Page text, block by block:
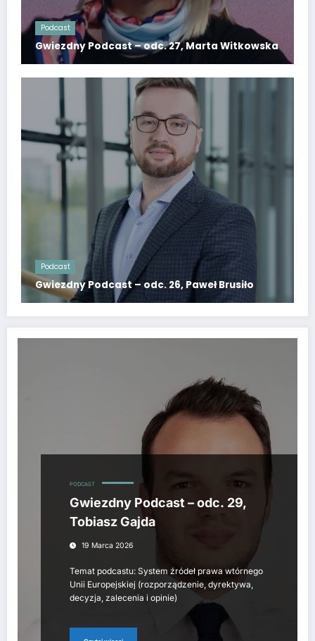
Podcast
Gwiezdny Podcast – odc. 27, Marta Witkowska
Podcast
Gwiezdny Podcast – odc. 26, Paweł Brusiło
PODCAST
Gwiezdny Podcast – odc. 29,
Tobiasz Gajda
19 Marca 2026
Temat podcastu: System źródeł prawa wtórnego
Unii Europejskiej (rozporządzenie, dyrektywa,
decyzja, zalecenia i opinie)